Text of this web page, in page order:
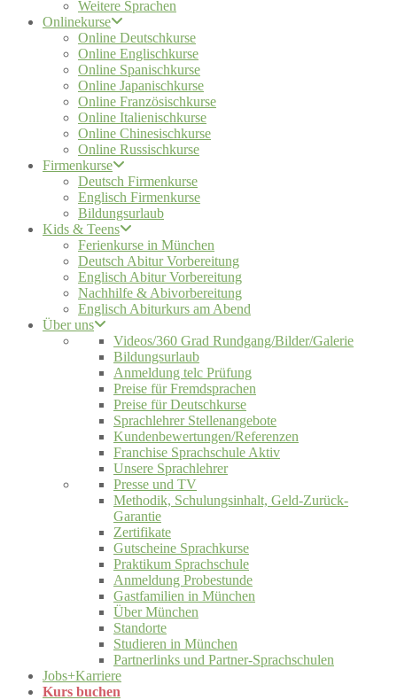
Weitere Sprachen
Onlinekurse
Online Deutschkurse
Online Englischkurse
Online Spanischkurse
Online Japanischkurse
Online Französischkurse
Online Italienischkurse
Online Chinesischkurse
Online Russischkurse
Firmenkurse
Deutsch Firmenkurse
Englisch Firmenkurse
Bildungsurlaub
Kids & Teens
Ferienkurse in München
Deutsch Abitur Vorbereitung
Englisch Abitur Vorbereitung
Nachhilfe & Abivorbereitung
Englisch Abiturkurs am Abend
Über uns
Videos/360 Grad Rundgang/Bilder/Galerie
Bildungsurlaub
Anmeldung telc Prüfung
Preise für Fremdsprachen
Preise für Deutschkurse
Sprachlehrer Stellenangebote
Kundenbewertungen/Referenzen
Franchise Sprachschule Aktiv
Unsere Sprachlehrer
Presse und TV
Methodik, Schulungsinhalt, Geld-Zurück-
Garantie
Zertifikate
Gutscheine Sprachkurse
Praktikum Sprachschule
Anmeldung Probestunde
Gastfamilien in München
Über München
Standorte
Studieren in München
Partnerlinks und Partner-Sprachschulen
Jobs+Karriere
Kurs buchen